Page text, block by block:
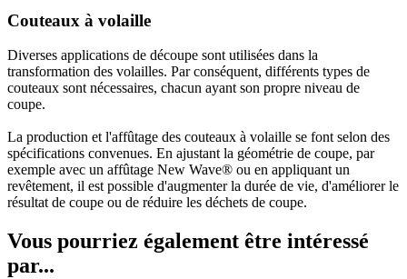
Couteaux à volaille
Diverses applications de découpe sont utilisées dans la
transformation des volailles. Par conséquent, différents types de
couteaux sont nécessaires, chacun ayant son propre niveau de
coupe.
La production et l'affûtage des couteaux à volaille se font selon des
spécifications convenues. En ajustant la géométrie de coupe, par
exemple avec un affûtage New Wave® ou en appliquant un
revêtement, il est possible d'augmenter la durée de vie, d'améliorer le
résultat de coupe ou de réduire les déchets de coupe.
Vous pourriez également être intéressé
par...